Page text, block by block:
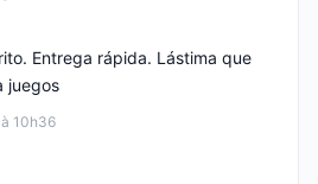
10h36
Entrega rápida. Lástima que
juegos